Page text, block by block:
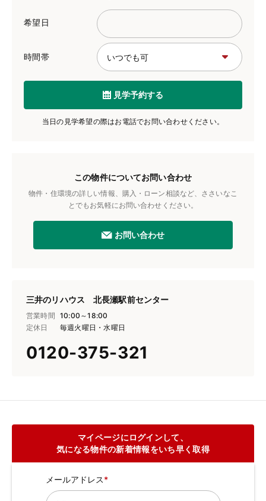
希望日
時間帯
見学予約する
当日の見学希望の際はお電話でお問い合わせください。
この物件についてお問い合わせ
物件・住環境の詳しい情報、購入・ローン相談など、ささいなこ
とでもお気軽にお問い合わせください。
お問い合わせ
三井のリハウス 北長瀬駅前センター
営業時間 10:00～18:00
定休日
毎週火曜日・水曜日
0120-375-321
マイページにログインして、
気になる物件の新着情報をいち早く取得
メールアドレス